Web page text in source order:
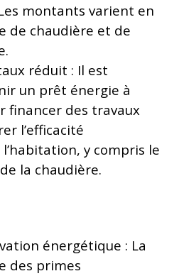
montants varient en
de chaudière et de
réduit : Il est
un prêt énergie à
financer des travaux
l’efficacité
y compris le
la chaudière.
énergétique : La
des primes